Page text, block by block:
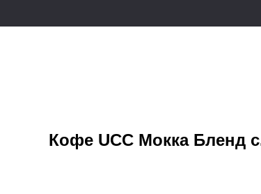
Кофе UCC Мокка Бленд